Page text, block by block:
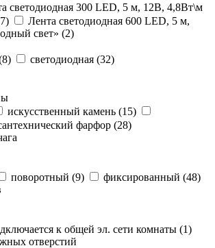
светодиодная 300 LED, 5 м, 12В, 4,8Вт\м
7)
Лента светодиодная 600 LED, 5 м,
свет» (2)
8) светодиодная (32)
искусственный камень (15)
фарфор (28)
поворотный (9) фиксированный (48)
к общей эл. сети комнаты (1)
отверстий